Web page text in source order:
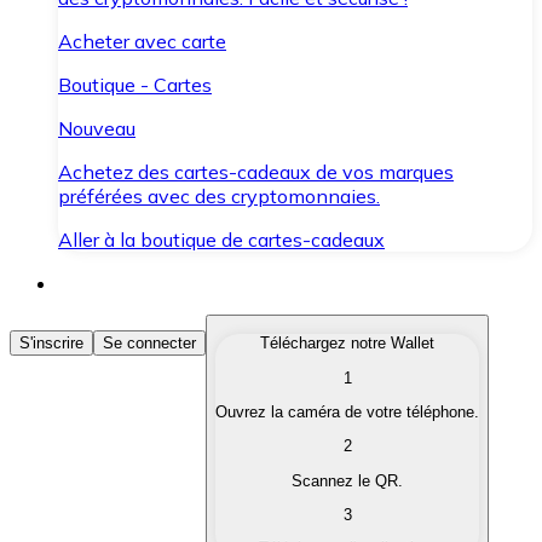
Acheter avec carte
Boutique - Cartes
Nouveau
Achetez des cartes-cadeaux de vos marques
préférées avec des cryptomonnaies.
Aller à la boutique de cartes-cadeaux
Acheter des Cryptomonnaies
Achetez les cryptomonnaies qui vous intéressent
Convertissez vos cryptomonnaies en monnaie
S'inscrire Se connecter
Téléchargez notre Wallet
1
Ouvrez la caméra de votre téléphone.
2
Scannez le QR.
3